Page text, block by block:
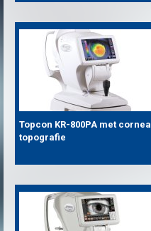
Topcon KR-800PA met cornea
topografie